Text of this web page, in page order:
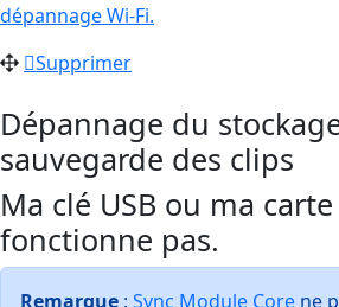
dépannage Wi-Fi.
Supprimer
Dépannage du
sauvegarde des clips
Ma clé USB ou ma
fonctionne pas.
Remarque : Sync Module Core ne